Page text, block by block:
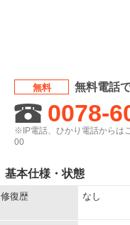
無料 無料電話
0078-
※IP電話、ひかり電話からは
00
基本仕様・状態
修復歴 なし